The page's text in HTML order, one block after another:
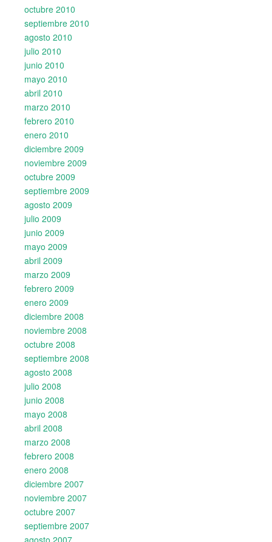
octubre 2010
septiembre 2010
agosto 2010
julio 2010
junio 2010
mayo 2010
abril 2010
marzo 2010
febrero 2010
enero 2010
diciembre 2009
noviembre 2009
octubre 2009
septiembre 2009
agosto 2009
julio 2009
junio 2009
mayo 2009
abril 2009
marzo 2009
febrero 2009
enero 2009
diciembre 2008
noviembre 2008
octubre 2008
septiembre 2008
agosto 2008
julio 2008
junio 2008
mayo 2008
abril 2008
marzo 2008
febrero 2008
enero 2008
diciembre 2007
noviembre 2007
octubre 2007
septiembre 2007